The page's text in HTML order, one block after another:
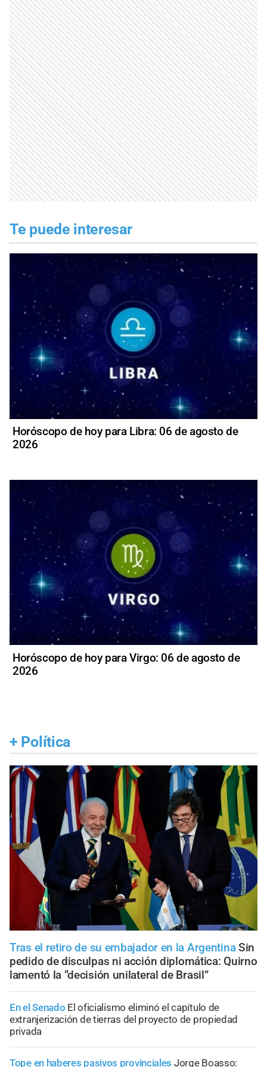
Te puede interesar
Horóscopo de hoy para Libra: 06 de agosto de
2026
Horóscopo de hoy para Virgo: 06 de agosto de
2026
+ Política
Tras el retiro de su embajador en la Argentina Sin
pedido de disculpas ni acción diplomática: Quirno
lamentó la “decisión unilateral de Brasil”
En el Senado El oficialismo eliminó el capítulo de
extranjerización de tierras del proyecto de propiedad
privada
Tope en haberes pasivos provinciales Jorge Boasso: